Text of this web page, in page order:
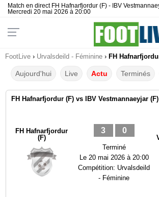
Match en direct FH Hafnarfjordur (F) - IBV
Mercredi 20 mai 2026 à 20:00
FootLive › Urvalsdeild - Féminine › FH
Aujourd'hui Live Actu Terminés
FH Hafnarfjordur (F) vs IBV Vestmannaeyjar
FH Hafnarfjordur
(F)
3 0
Terminé
Le 20 mai 2026 à 20:00
Compétition: Urvalsdeild
- Féminine